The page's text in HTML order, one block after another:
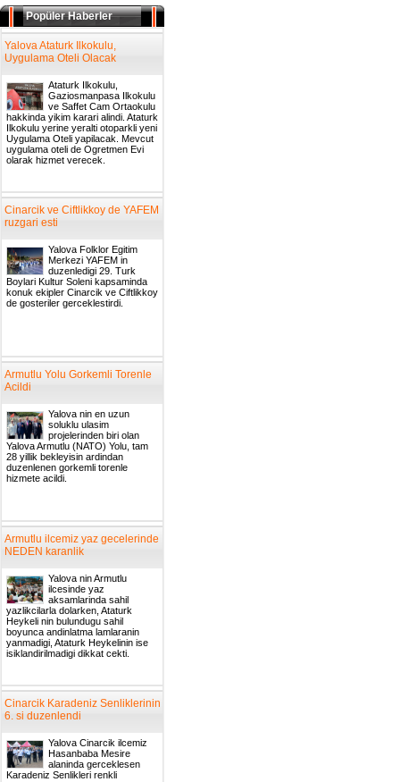
Popüler Haberler
Yalova Ataturk Ilkokulu,
Uygulama Oteli Olacak
Ataturk Ilkokulu,
Gaziosmanpasa Ilkokulu
ve Saffet Cam Ortaokulu
hakkinda yikim karari alindi. Ataturk
Ilkokulu yerine yeralti otoparkli yeni
Uygulama Oteli yapilacak. Mevcut
uygulama oteli de Ogretmen Evi
olarak hizmet verecek.
Cinarcik ve Ciftlikkoy de YAFEM
ruzgari esti
Yalova Folklor Egitim
Merkezi YAFEM in
duzenledigi 29. Turk
Boylari Kultur Soleni kapsaminda
konuk ekipler Cinarcik ve Ciftlikkoy
de gosteriler gerceklestirdi.
Armutlu Yolu Gorkemli Torenle
Acildi
Yalova nin en uzun
soluklu ulasim
projelerinden biri olan
Yalova Armutlu (NATO) Yolu, tam
28 yillik bekleyisin ardindan
duzenlenen gorkemli torenle
hizmete acildi.
Armutlu ilcemiz yaz gecelerinde
NEDEN karanlik
Yalova nin Armutlu
ilcesinde yaz
aksamlarinda sahil
yazlikcilarla dolarken, Ataturk
Heykeli nin bulundugu sahil
boyunca andinlatma lamlaranin
yanmadigi, Ataturk Heykelinin ise
isiklandirilmadigi dikkat cekti.
Cinarcik Karadeniz Senliklerinin
6. si duzenlendi
Yalova Cinarcik ilcemiz
Hasanbaba Mesire
alaninda gerceklesen
Karadeniz Senlikleri renkli